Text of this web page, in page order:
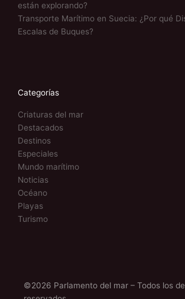
están explorando?
Transporte Marítimo en Suecia: ¿Por qué
Escalas de Buques?
Categorías
Criaturas del mar
Destacados
Destinos
Especiales
Mundo marítimo
Noticias
Océano
Playas
Turismo
©2026 Parlamento del mar – Todos los